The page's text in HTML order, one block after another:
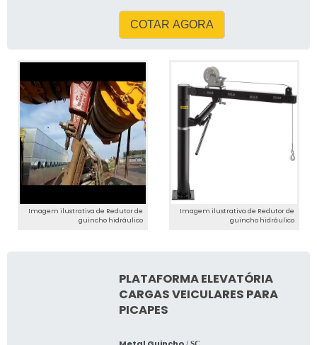
COTAR AGORA
Imagem ilustrativa de Redutor de
guincho hidráulico
Imagem ilustrativa de Redutor de
guincho hidráulico
PLATAFORMA ELEVATÓRIA
CARGAS VEICULARES PARA
PICAPES